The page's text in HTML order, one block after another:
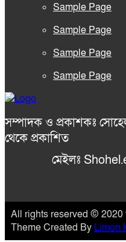
Sample Page
Sample Page
Sample Page
Sample Page
সম্পাদক ও প্রকাশকঃ
থেকে প্রকাশিত
মেইলঃ
All rights reserved © 2020
Theme Created By Limon